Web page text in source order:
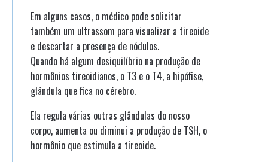
Em alguns casos, o médico pode solicitar
também um ultrassom para visualizar a tireoide
e descartar a presença de nódulos.
Quando há algum desiquilíbrio na produção de
hormônios tireoidianos, o T3 e o T4, a hipófise,
glândula que fica no cérebro.
Ela regula várias outras glândulas do nosso
corpo, aumenta ou diminui a produção de TSH, o
hormônio que estimula a tireoide.